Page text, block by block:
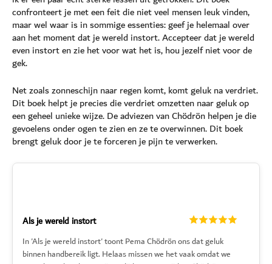
confronteert je met een feit die niet veel mensen leuk vinden,
maar wel waar is in sommige essenties: geef je helemaal over
aan het moment dat je wereld instort. Accepteer dat je wereld
even instort en zie het voor wat het is, hou jezelf niet voor de
gek.
Net zoals zonneschijn naar regen komt, komt geluk na verdriet.
Dit boek helpt je precies die verdriet omzetten naar geluk op
een geheel unieke wijze. De adviezen van Chödrön helpen je die
gevoelens onder ogen te zien en ze te overwinnen. Dit boek
brengt geluk door je te forceren je pijn te verwerken.
Als je wereld instort
In 'Als je wereld instort' toont Pema Chödrön ons dat geluk
binnen handbereik ligt. Helaas missen we het vaak omdat we